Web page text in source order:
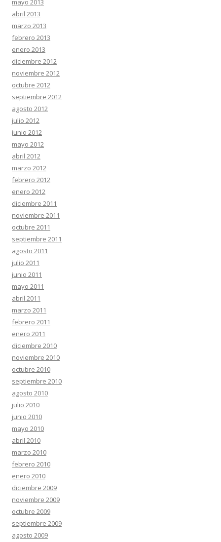
mayo 2013
abril 2013
marzo 2013
febrero 2013
enero 2013
diciembre 2012
noviembre 2012
octubre 2012
septiembre 2012
agosto 2012
julio 2012
junio 2012
mayo 2012
abril 2012
marzo 2012
febrero 2012
enero 2012
diciembre 2011
noviembre 2011
octubre 2011
septiembre 2011
agosto 2011
julio 2011
junio 2011
mayo 2011
abril 2011
marzo 2011
febrero 2011
enero 2011
diciembre 2010
noviembre 2010
octubre 2010
septiembre 2010
agosto 2010
julio 2010
junio 2010
mayo 2010
abril 2010
marzo 2010
febrero 2010
enero 2010
diciembre 2009
noviembre 2009
octubre 2009
septiembre 2009
agosto 2009